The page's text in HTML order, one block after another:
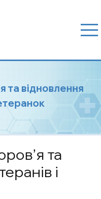
та відновлення
та
і